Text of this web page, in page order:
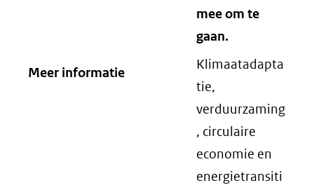
mee om te
gaan.
Meer informatie
Klimaatadapta
tie,
verduurzaming
, circulaire
economie en
energietransiti